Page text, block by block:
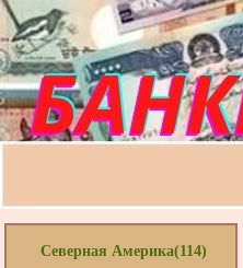
Северная Америка(114)